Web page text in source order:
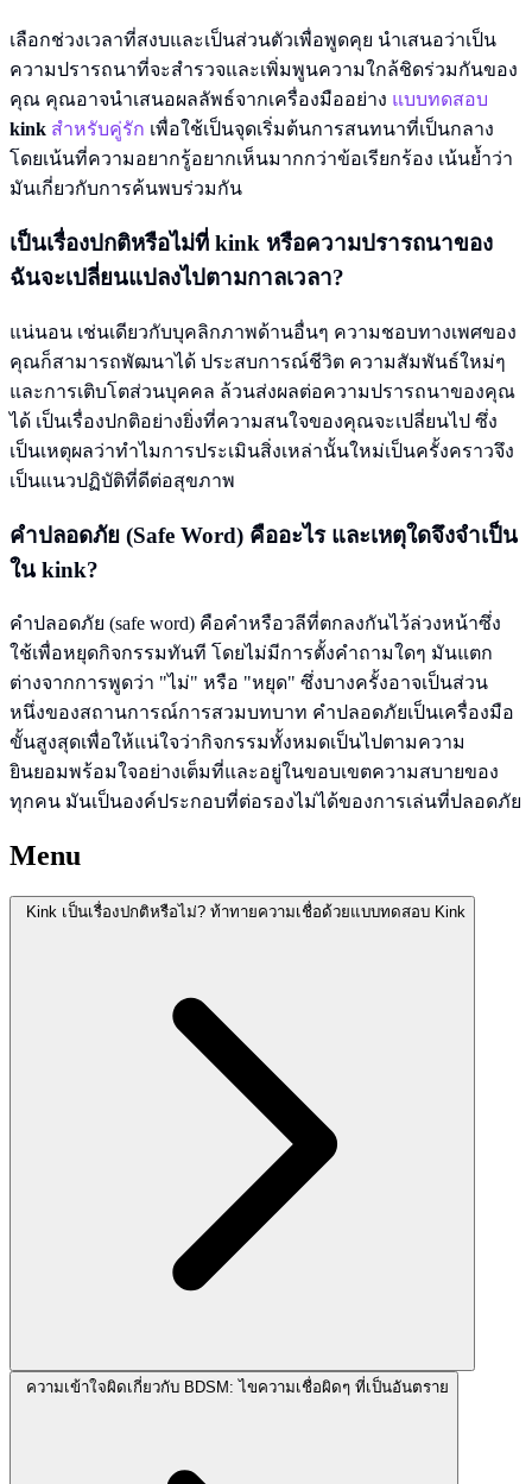
เลือกช่วงเวลาที่สงบและเป็นส่วนตัวเพื่อพูดคุย นำเสนอว่าเป็น
ความปรารถนาที่จะสำรวจและเพิ่มพูนความใกล้ชิดร่วมกันของ
คุณ คุณอาจนำเสนอผลลัพธ์จากเครื่องมืออย่าง แบบทดสอบ
kink สำหรับคู่รัก เพื่อใช้เป็นจุดเริ่มต้นการสนทนาที่เป็นกลาง
โดยเน้นที่ความอยากรู้อยากเห็นมากกว่าข้อเรียกร้อง เน้นย้ำว่า
มันเกี่ยวกับการค้นพบร่วมกัน
เป็นเรื่องปกติหรือไม่ที่ kink หรือความปรารถนาของ
ฉันจะเปลี่ยนแปลงไปตามกาลเวลา?
แน่นอน เช่นเดียวกับบุคลิกภาพด้านอื่นๆ ความชอบทางเพศของ
คุณก็สามารถพัฒนาได้ ประสบการณ์ชีวิต ความสัมพันธ์ใหม่ๆ
และการเติบโตส่วนบุคคล ล้วนส่งผลต่อความปรารถนาของคุณ
ได้ เป็นเรื่องปกติอย่างยิ่งที่ความสนใจของคุณจะเปลี่ยนไป ซึ่ง
เป็นเหตุผลว่าทำไมการประเมินสิ่งเหล่านั้นใหม่เป็นครั้งคราวจึง
เป็นแนวปฏิบัติที่ดีต่อสุขภาพ
คำปลอดภัย (Safe Word) คืออะไร และเหตุใดจึงจำเป็น
ใน kink?
คำปลอดภัย (safe word) คือคำหรือวลีที่ตกลงกันไว้ล่วงหน้าซึ่ง
ใช้เพื่อหยุดกิจกรรมทันที โดยไม่มีการตั้งคำถามใดๆ มันแตก
ต่างจากการพูดว่า "ไม่" หรือ "หยุด" ซึ่งบางครั้งอาจเป็นส่วน
หนึ่งของสถานการณ์การสวมบทบาท คำปลอดภัยเป็นเครื่องมือ
ขั้นสูงสุดเพื่อให้แน่ใจว่ากิจกรรมทั้งหมดเป็นไปตามความ
ยินยอมพร้อมใจอย่างเต็มที่และอยู่ในขอบเขตความสบายของ
ทุกคน มันเป็นองค์ประกอบที่ต่อรองไม่ได้ของการเล่นที่ปลอดภัย
Menu
Kink เป็นเรื่องปกติหรือไม่? ท้าทายความเชื่อด้วยแบบทดสอบ Kink
ความเข้าใจผิดเกี่ยวกับ BDSM: ไขความเชื่อผิดๆ ที่เป็นอันตราย